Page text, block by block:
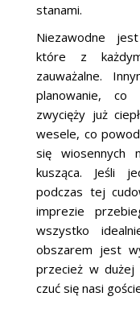
stanami.
Niezawodne
które z
zauważalne.
planowanie,
zwycięży już
wesele, co
się wiosennych
kusząca. Jeśli
podczas tej
imprezie
wszystko
obszarem jest
przecież w dużej
czuć się nasi